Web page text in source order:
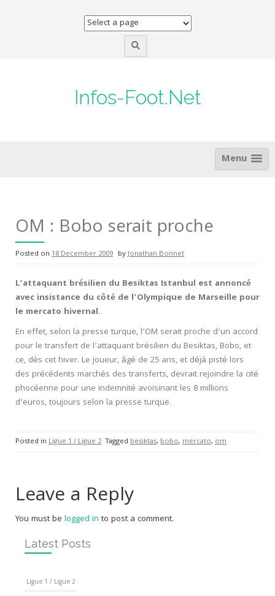
Infos-Foot.Net
Menu
OM : Bobo serait proche
Posted on 18 December 2009 byJonathan Bonnet
L’attaquant brésilien du Besiktas Istanbul est annoncé
avec insistance du côté de l’Olympique de Marseille pour
le mercato hivernal.
En effet, selon la presse turque, l’OM serait proche d’un accord
pour le transfert de l’attaquant brésilien du Besiktas, Bobo, et
ce, dès cet hiver. Le joueur, âgé de 25 ans, et déjà pisté lors
des précédents marchés des transferts, devrait rejoindre la cité
phocéenne pour une indemnité avoisinant les 8 millions
d’euros, toujours selon la presse turque.
Posted in Ligue 1 / Ligue 2 Tagged besiktas, bobo, mercato, om
Leave a Reply
You must be logged in to post a comment.
Latest Posts
Ligue 1 / Ligue 2